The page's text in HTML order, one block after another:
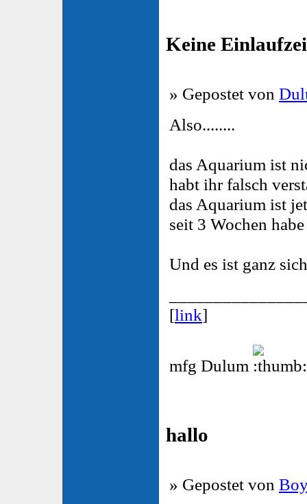
Keine
» Gepostet von
Also........
das Aquarium ist
habt ihr falsch
das Aquarium ist
seit 3 Wochen
Und es ist ganz
[link]
mfg Dulum
hallo
» Gepostet von